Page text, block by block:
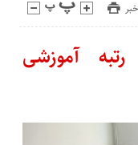
رتبه آموزشی